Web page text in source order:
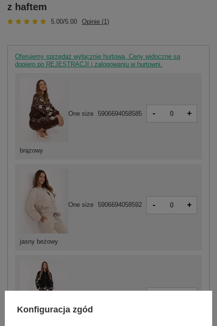
z haftem
5.00/5.00 Opinie (1)
Oferujemy sprzedaż wyłącznie hurtową. Ceny widoczne są
dopiero po REJESTRACJI i zalogowaniu w hurtowni.
jasny beżowy
One size 5906694058592 - +
brązowy
One size 5906694058585 - +
Konfiguracja zgód